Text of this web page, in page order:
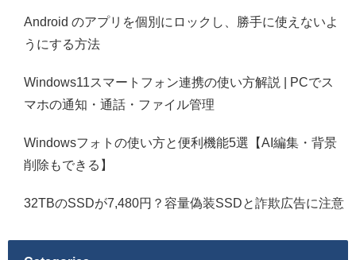
Android のアプリを個別にロックし、勝手に使えないよ
うにする方法
Windows11スマートフォン連携の使い方解説 | PCでス
マホの通知・通話・ファイル管理
Windowsフォトの使い方と便利機能5選【AI編集・背景
削除もできる】
32TBのSSDが7,480円？容量偽装SSDと詐欺広告に注意